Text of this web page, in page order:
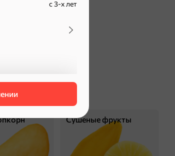
с 3-х лет
Сушеные фрукты